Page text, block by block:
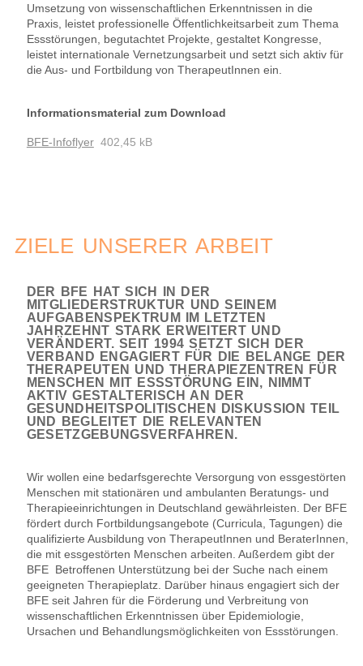
Umsetzung von wissenschaftlichen Erkenntnissen in die
Praxis, leistet professionelle Öffentlichkeitsarbeit zum Thema
Essstörungen, begutachtet Projekte, gestaltet Kongresse,
leistet internationale Vernetzungsarbeit und setzt sich aktiv für
die Aus- und Fortbildung von TherapeutInnen ein.
Informationsmaterial zum Download
BFE-Infoflyer 402,45 kB
ZIELE UNSERER ARBEIT
DER BFE HAT SICH IN DER
MITGLIEDERSTRUKTUR UND SEINEM
AUFGABENSPEKTRUM IM LETZTEN
JAHRZEHNT STARK ERWEITERT UND
VERÄNDERT. SEIT 1994 SETZT SICH DER
VERBAND ENGAGIERT FÜR DIE BELANGE DER
THERAPEUTEN UND THERAPIEZENTREN FÜR
MENSCHEN MIT ESSSTÖRUNG EIN, NIMMT
AKTIV GESTALTERISCH AN DER
GESUNDHEITSPOLITISCHEN DISKUSSION TEIL
UND BEGLEITET DIE RELEVANTEN
GESETZGEBUNGSVERFAHREN.
Wir wollen eine bedarfsgerechte Versorgung von essgestörten
Menschen mit stationären und ambulanten Beratungs- und
Therapieeinrichtungen in Deutschland gewährleisten. Der BFE
fördert durch Fortbildungsangebote (Curricula, Tagungen) die
qualifizierte Ausbildung von TherapeutInnen und BeraterInnen,
die mit essgestörten Menschen arbeiten. Außerdem gibt der
BFE Betroffenen Unterstützung bei der Suche nach einem
geeigneten Therapieplatz. Darüber hinaus engagiert sich der
BFE seit Jahren für die Förderung und Verbreitung von
wissenschaftlichen Erkenntnissen über Epidemiologie,
Ursachen und Behandlungsmöglichkeiten von Essstörungen.